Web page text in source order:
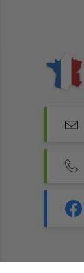
Fidélité •